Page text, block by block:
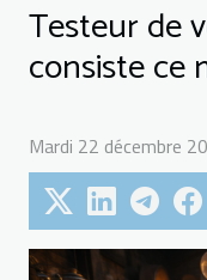
Testeur de
consiste ce
Mardi 22 décembre